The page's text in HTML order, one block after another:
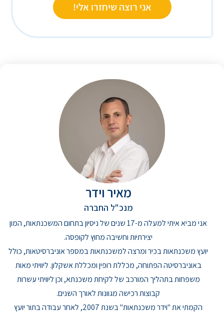
אני רוצה שיחזרו אלי!
מאיר וידר
מנכ"ל החברה
אני מביא איתי למעלה מ-17 שנים של ניסיון בתחום המשכנתאות, המון
יצירתיות וחשיבה מחוץ לקופסה.
יועץ משכנתאות בכיר ומרצה למשכנתאות במספר אוניברסיטאות, כולל
באוניברסיטה הפתוחה, מכללת רופין ומכללת אשקלון. ליוויתי מאות
משפחות בתהליך המורכב של לקיחת משכנתא, וכן ליוויתי עשרות
קבוצות רכישה מגוונות לאורך השנים.
הקמתי את "וידר משכנתאות" בשנת 2007, לאחר עבודה בתור יועץ